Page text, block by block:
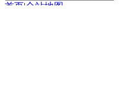
首页|全站地图